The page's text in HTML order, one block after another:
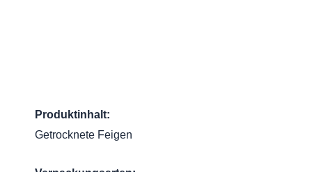
Produktinhalt:
Getrocknete Feigen